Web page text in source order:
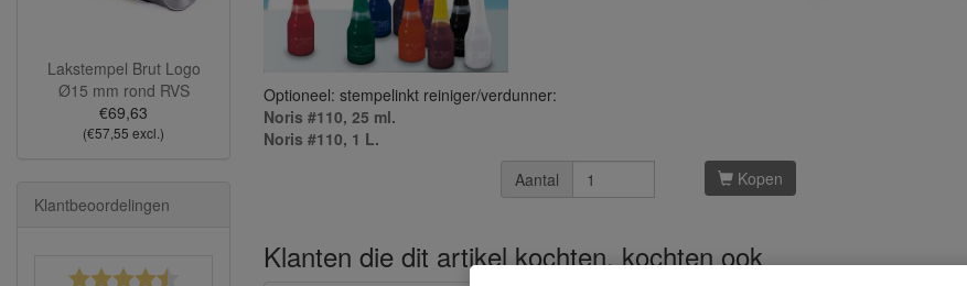
Optioneel: stempelinkt reiniger/verdunner:
Noris #110, 25 ml.
Noris #110, 1 L.
Aantal
Kopen
Klanten die dit artikel kochten, kochten ook
Lakstempel Brut Logo
Ø15 mm rond RVS
€69,63
(€57,55 excl.)
Klantbeoordelingen